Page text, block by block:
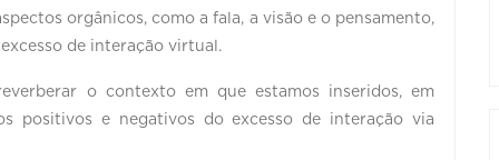
orgânicos, como a fala, a visão e o pensamento,
de interação virtual.
o contexto em que estamos inseridos, em
positivos e negativos do excesso de interação via